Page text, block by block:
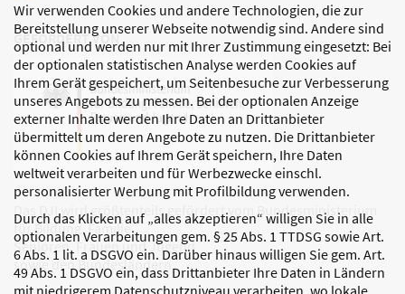
Wir verwenden Cookies und andere Technologien, die zur
Bereitstellung unserer Webseite notwendig sind. Andere sind
optional und werden nur mit Ihrer Zustimmung eingesetzt: Bei
der optionalen statistischen Analyse werden Cookies auf
Ihrem Gerät gespeichert, um Seitenbesuche zur Verbesserung
unseres Angebots zu messen. Bei der optionalen Anzeige
externer Inhalte werden Ihre Daten an Drittanbieter
übermittelt um deren Angebote zu nutzen. Die Drittanbieter
können Cookies auf Ihrem Gerät speichern, Ihre Daten
weltweit verarbeiten und für Werbezwecke einschl.
personalisierter Werbung mit Profilbildung verwenden.
Durch das Klicken auf „alles akzeptieren“ willigen Sie in alle
optionalen Verarbeitungen gem. § 25 Abs. 1 TTDSG sowie Art.
6 Abs. 1 lit. a DSGVO ein. Darüber hinaus willigen Sie gem. Art.
49 Abs. 1 DSGVO ein, dass Drittanbieter Ihre Daten in Ländern
mit niedrigerem Datenschutzniveau verarbeiten, wo lokale
GEFÖRDERT VON
Das DJI wird größtenteils gefördert vom Bundesministerium
für Bildung, Familie,
Senioren, Frauen und Jugend
sowie den Bundesländern.